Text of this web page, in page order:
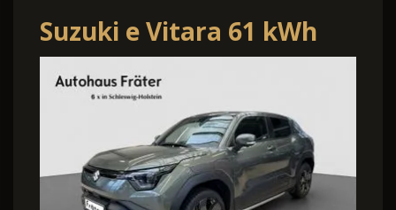
Suzuki e Vitara 61 kWh
Comfort+ Navi ACC
Panorama-Dach